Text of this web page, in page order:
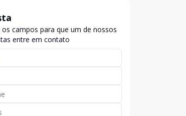
os campos para que um de nossos
entre em contato